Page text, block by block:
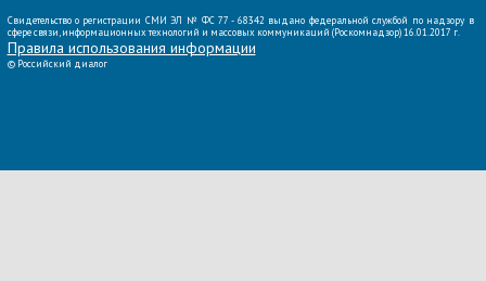
Свидетельство о регистрации СМИ ЭЛ № ФС 77 - 68342 выдано федеральной службой по надзору в
сфере связи, информационных технологий и массовых коммуникаций (Роскомнадзор) 16.01.2017 г.
Правила использования информации
© Российский диалог